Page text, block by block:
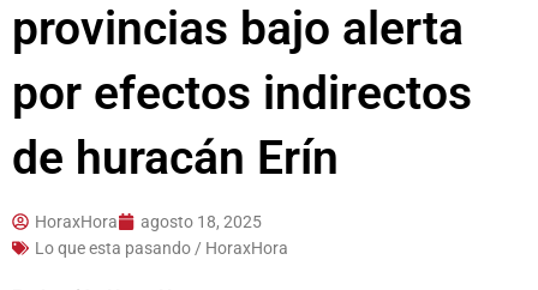
provincias bajo alerta
por efectos indirectos
de huracán Erín
HoraxHora
agosto 18, 2025
Lo que esta pasando / HoraxHora